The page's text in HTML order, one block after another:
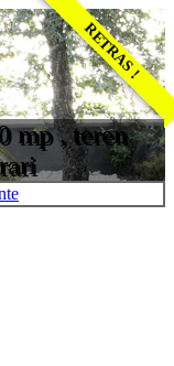
mp , teren
RETRAS !